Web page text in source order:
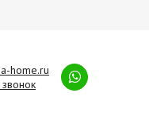
home.ru